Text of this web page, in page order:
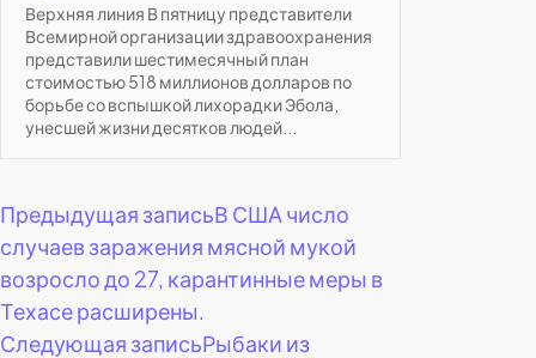
Верхняя линия В пятницу представители
Всемирной организации здравоохранения
представили шестимесячный план
стоимостью 518 миллионов долларов по
борьбе со вспышкой лихорадки Эбола,
унесшей жизни десятков людей...
Навигация
по
записям
Предыдущая записьВ США число
случаев заражения мясной мукой
возросло до 27, карантинные меры в
Техасе расширены.
Следующая записьРыбаки из